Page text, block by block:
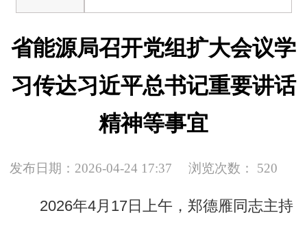
省能源局召开党组扩大会议学
习传达习近平总书记重要讲话
精神等事宜
发布日期：2026-04-24 17:37 浏览次数： 520
2026年4月17日上午，郑德雁同志主持